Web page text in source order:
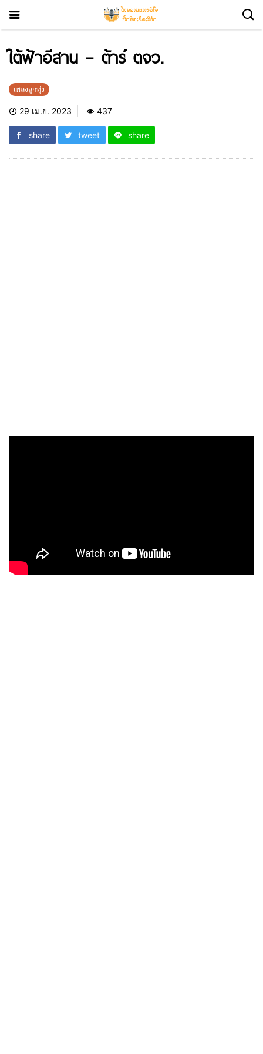
ใต้ฟ้าอีสาน – ต้าร์ ตจว.
เพลงลูกทุ่ง
29 เม.ย. 2023 437
share tweet share